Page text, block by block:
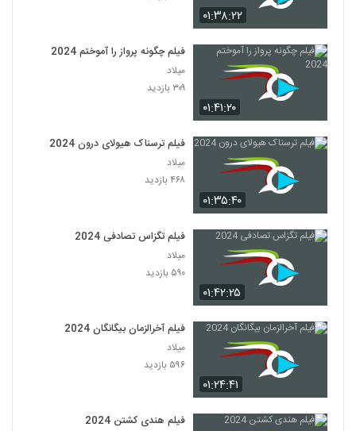
۰۱:۳۸:۲۲
۰۱:۴۱:۲۰
فیلم چگونه پرواز را آموختم 2024
میلاد
۳۰۹ بازدید
۰۱:۳۵:۴۰
فیلم ترسناک هیولای درون 2024
میلاد
۴۶۸ بازدید
۰۱:۴۲:۲۵
فیلم تگزاس تصادفی 2024
میلاد
۵۹۰ بازدید
۰۱:۲۴:۴۱
فیلم آخرالزمان بیگانگان 2024
میلاد
۵۹۶ بازدید
فیلم هندی کشتن 2024